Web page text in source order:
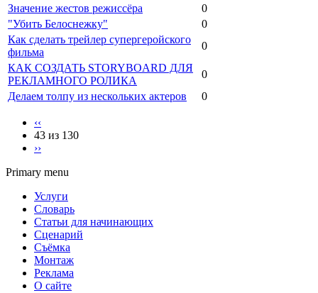
Значение жестов режиссёра
0
"Убить Белоснежку"
0
Как сделать трейлер супергеройского
фильма
0
КАК СОЗДАТЬ STORYBOARD ДЛЯ
РЕКЛАМНОГО РОЛИКА
0
Делаем толпу из нескольких актеров
0
‹‹
43 из 130
››
Primary menu
Услуги
Словарь
Статьи для начинающих
Сценарий
Съёмка
Монтаж
Реклама
О сайте